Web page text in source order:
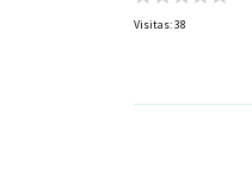
Visitas: 38